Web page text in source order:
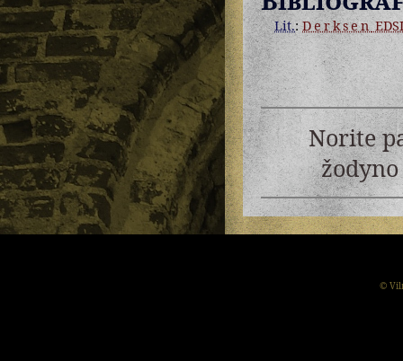
Lit.:Derksen
Norite
©